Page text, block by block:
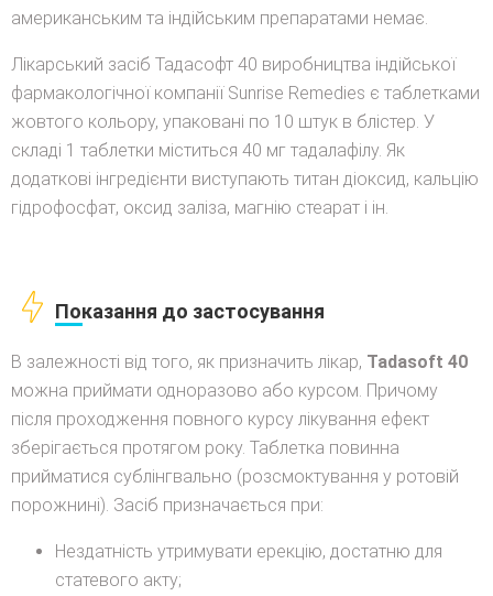
американським та індійським препаратами немає.
Лікарський засіб Тадасофт 40 виробництва індійської
фармакологічної компанії Sunrise Remedies є таблетками
жовтого кольору, упаковані по 10 штук в блістер. У
складі 1 таблетки міститься 40 мг тадалафілу. Як
додаткові інгредієнти виступають титан діоксид, кальцію
гідрофосфат, оксид заліза, магнію стеарат і ін.
Показання до застосування
В залежності від того, як призначить лікар, Tadasoft 40
можна приймати одноразово або курсом. Причому
після проходження повного курсу лікування ефект
зберігається протягом року. Таблетка повинна
прийматися сублінгвально (розсмоктування у ротовій
порожнині). Засіб призначається при:
Нездатність утримувати ерекцію, достатню для
статевого акту;